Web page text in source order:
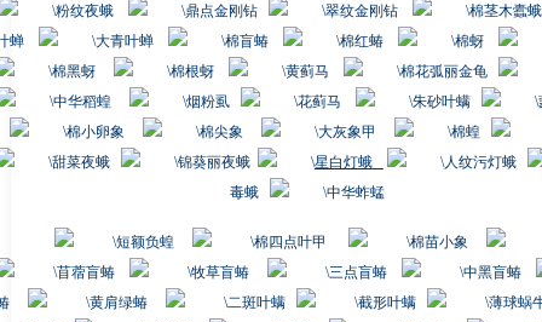
粉纹夜蛾
鼎点金刚钻 翠纹金刚钻
棉茎木蠹蛾
蝉
大青叶蝉 棉盲蝽 棉红蝽
棉蚜
棉黑蚜
棉根蚜 黄蓟马
棉花弧丽金龟
中华稻蝗
烟粉虱 花蓟马 朱砂叶螨
棉小卵象
棉尖象 大灰象甲
棉蝗
甜菜夜蛾
锦葵丽夜蛾 星白灯蛾
人纹污灯蛾
毒蛾
中华蚱蜢
短额负蝗 棉四点叶甲
棉苗小象
苜蓿盲蝽
牧草盲蝽 三点盲蝽
中黑盲蝽
黄肩绿蝽 二斑叶螨 截形叶螨
薄球蜗